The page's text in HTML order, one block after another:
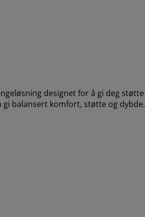
designet for å gi deg støtte
balansert komfort, støtte og dybde.